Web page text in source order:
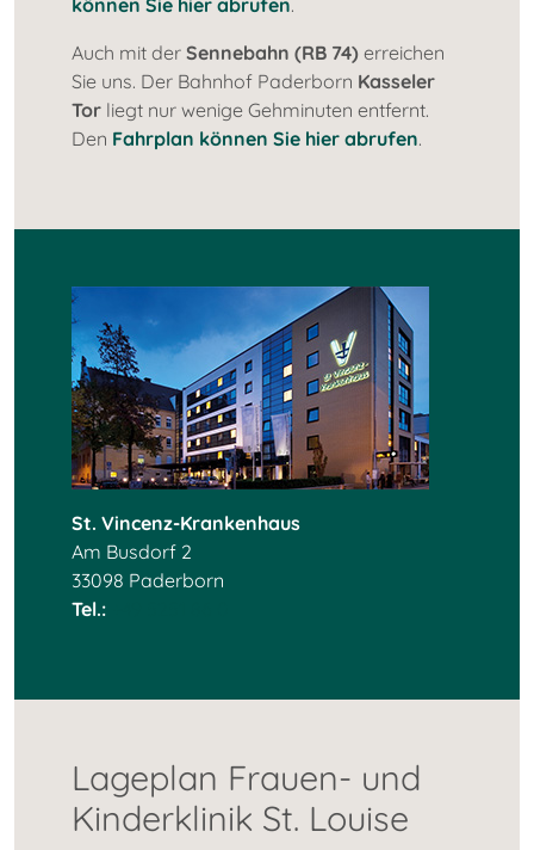
Auch mit der Sennebahn (RB 74) erreichen
Sie uns. Der Bahnhof Paderborn Kasseler
Tor liegt nur wenige Gehminuten entfernt.
Den Fahrplan können Sie hier abrufen.
St. Vincenz-Krankenhaus
Am Busdorf 2
33098 Paderborn
Tel.:
Lageplan Frauen- und
Kinderklinik St. Louise